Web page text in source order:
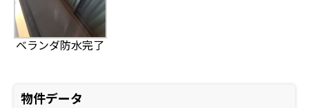
ベランダ防水完了
物件データ